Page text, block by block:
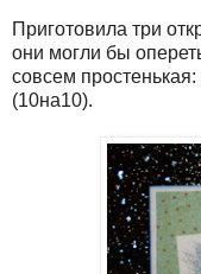
Приготовила три
они могли бы
совсем
(10на10).